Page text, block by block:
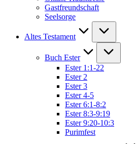
Gastfreundschaft
Seelsorge
Altes Testament
Buch Ester
Ester 1:1-22
Ester 2
Ester 3
Ester 4-5
Ester 6:1-8:2
Ester 8:3-9:19
Ester 9:20-10:3
Purimfest